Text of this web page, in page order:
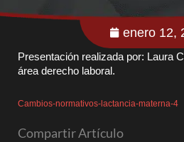
enero 12,
Presentación realizada por: Laura
área derecho laboral.
Cambios-normativos-lactancia-materna-4
Compartir Artículo